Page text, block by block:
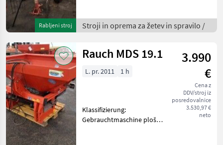
Rabljeni stroj
zgrabljalnik
Stroji in oprema za žetev in spravilo /
Rauch MDS 19.1
3.990
€
Cena z
DDV/stroj iz
posredovalnice
3.530,97 €
neto
L. pr. 2011 1 h
Klassifizierung:
Gebrauchtmaschine ploščni